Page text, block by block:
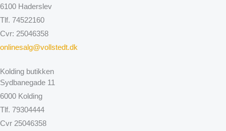
6100 Haderslev
Tlf. 74522160
Cvr: 25046358
onlinesalg@vollstedt.dk
Kolding butikken
Sydbanegade 11
6000 Kolding
Tlf. 79304444
Cvr 25046358